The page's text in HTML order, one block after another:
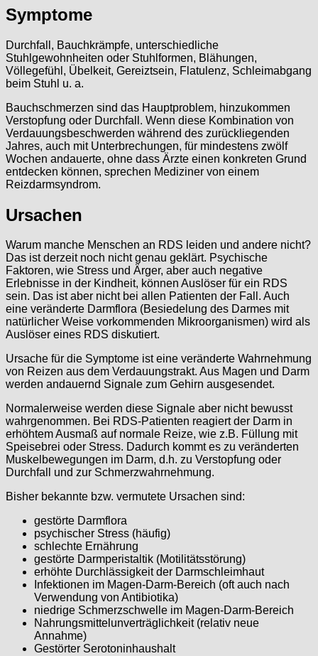
Symptome
Durchfall, Bauchkrämpfe, unterschiedliche
Stuhlgewohnheiten oder Stuhlformen, Blähungen,
Völlegefühl, Übelkeit, Gereiztsein, Flatulenz, Schleimabgang
beim Stuhl u. a.
Bauchschmerzen sind das Hauptproblem, hinzukommen
Verstopfung oder Durchfall. Wenn diese Kombination von
Verdauungsbeschwerden während des zurückliegenden
Jahres, auch mit Unterbrechungen, für mindestens zwölf
Wochen andauerte, ohne dass Ärzte einen konkreten Grund
entdecken können, sprechen Mediziner von einem
Reizdarmsyndrom.
Ursachen
Warum manche Menschen an RDS leiden und andere nicht?
Das ist derzeit noch nicht genau geklärt. Psychische
Faktoren, wie Stress und Ärger, aber auch negative
Erlebnisse in der Kindheit, können Auslöser für ein RDS
sein. Das ist aber nicht bei allen Patienten der Fall. Auch
eine veränderte Darmflora (Besiedelung des Darmes mit
natürlicher Weise vorkommenden Mikroorganismen) wird als
Auslöser eines RDS diskutiert.
Ursache für die Symptome ist eine veränderte Wahrnehmung
von Reizen aus dem Verdauungstrakt. Aus Magen und Darm
werden andauernd Signale zum Gehirn ausgesendet.
Normalerweise werden diese Signale aber nicht bewusst
wahrgenommen. Bei RDS-Patienten reagiert der Darm in
erhöhtem Ausmaß auf normale Reize, wie z.B. Füllung mit
Speisebrei oder Stress. Dadurch kommt es zu veränderten
Muskelbewegungen im Darm, d.h. zu Verstopfung oder
Durchfall und zur Schmerzwahrnehmung.
Bisher bekannte bzw. vermutete Ursachen sind:
gestörte Darmflora
psychischer Stress (häufig)
schlechte Ernährung
gestörte Darmperistaltik (Motilitätsstörung)
erhöhte Durchlässigkeit der Darmschleimhaut
Infektionen im Magen-Darm-Bereich (oft auch nach
Verwendung von Antibiotika)
niedrige Schmerzschwelle im Magen-Darm-Bereich
Nahrungsmittelunverträglichkeit (relativ neue
Annahme)
Gestörter Serotoninhaushalt